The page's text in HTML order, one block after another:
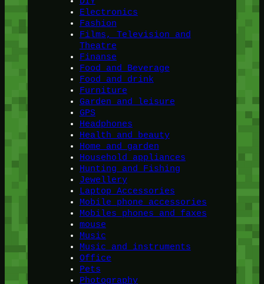
Electronics
Fashion
Films, Television and
Theatre
Finanse
Food and Beverage
Food and drink
Furniture
Garden and leisure
GPS
Headphones
Health and beauty
Home and garden
Household appliances
Hunting and Fishing
Jewellery
Laptop Accessories
Mobile phone accessories
Mobiles phones and faxes
mouse
Music
Music and instruments
Office
Pets
Photography